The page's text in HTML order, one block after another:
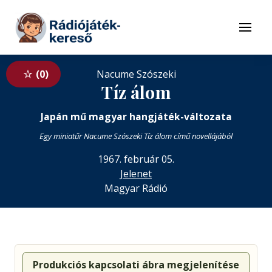
Tovább a tartalomhoz
Menü
0 Nacume Szószeki
Tíz álom
Japán mű magyar hangjáték-változata
Egy miniatűr Nacume Szószeki Tíz álom című novellájából
1967. február 05.
Jelenet
Magyar Rádió
Produkciós kapcsolati ábra megjelenítése